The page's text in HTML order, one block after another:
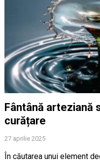
Fântână arteziană
curățare
27 aprilie 2025
În căutarea unui element